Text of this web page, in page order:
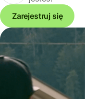
Zarejestruj się